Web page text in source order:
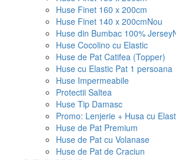
Huse Finet 160 x 200cm
Huse Finet 140 x 200cmNou
Huse din Bumbac 100% Jersey
Huse Cocolino cu Elastic
Huse de Pat Catifea (Topper)
Huse cu Elastic Pat 1 persoana
Huse Impermeabile
Protectii Saltea
Huse Tip Damasc
Promo: Lenjerie + Husa cu
Huse de Pat Premium
Huse de Pat cu Volanase
Huse de Pat de Craciun